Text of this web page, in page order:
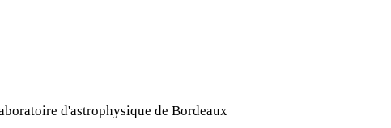
d'astrophysique de Bordeaux